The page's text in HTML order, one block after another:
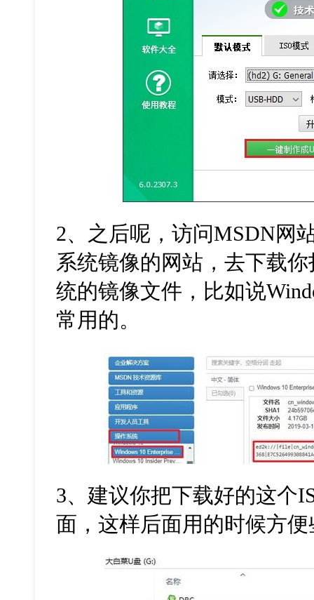
2、之后呢，访问MSDN网
系统镜像的网站，去下载
统的镜像文件，比如说
常用的。
3、建议你把下载好的这个
面，这样后面用的时候方便